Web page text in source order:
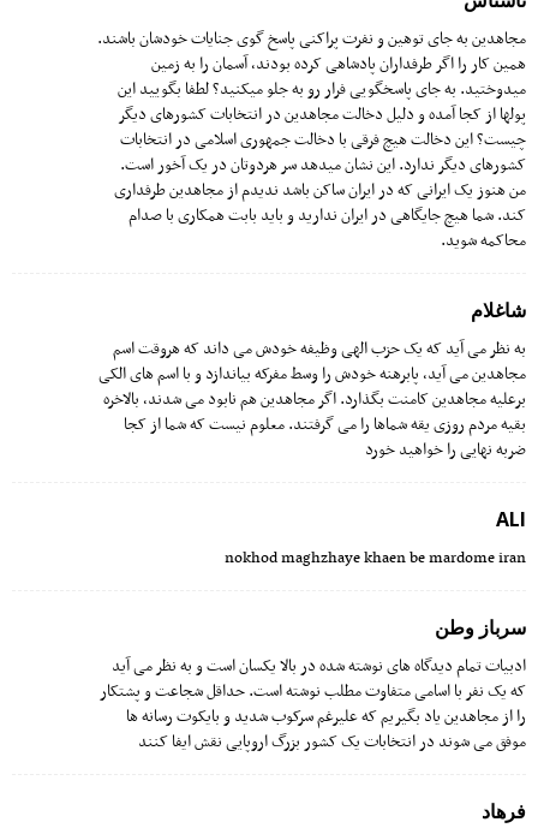
مجاهدین به جای توهین و نفرت پراکنی پاسخ گوی جنایات خودشان باشند.
همین کار را اگر طرفداران پادشاهی کرده بودند، آسمان را به زمین
میدوختید. به جای پاسخگویی فرار رو به جلو میکنید؟ لطفا بگویید این
پولها از کجا آمده و دلیل دخالت مجاهدین در انتخابات کشورهای دیگر
چیست؟ این دخالت هیچ فرقی با دخالت جمهوری اسلامی در انتخابات
کشورهای دیگر ندارد. این نشان میدهد سر هردوتان در یک آخور است.
من هنوز یک ایرانی که در ایران ساکن باشد ندیدم از مجاهدین طرفداری
کند. شما هیچ جایگاهی در ایران ندارید و باید بابت همکاری با صدام
محاکمه شوید.
شاغلام
به نظر می آید که یک حزب الهی وظیفه خودش می داند که هروقت اسم
مجاهدین می آید، پابرهنه خودش را وسط مفرکه بیاندازد و با اسم های الکی
برعلیه مجاهدین کامنت بگذارد. اگر مجاهدین هم نابود می شدند، بالاخره
بقیه مردم روزی یقه شماها را می گرفتند. معلوم نیست که شما از کجا
ضربه نهایی را خواهید خورد
ALI
nokhod maghzhaye khaen be mardome iran
سرباز وطن
ادبیات تمام دیدگاه های نوشته شده در بالا یکسان است و به نظر می آید
که یک نفر با اسامی متفاوت مطلب نوشته است. حداقل شجاعت و پشتکار
را از مجاهدین یاد بگیریم که علیرغم سرکوب شدید و بایکوت رسانه ها
موفق می شوند در انتخابات یک کشور بزرگ اروپایی نقش ایفا کنند
فرهاد